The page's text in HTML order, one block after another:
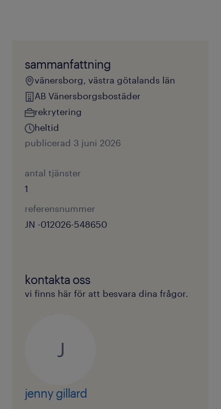
sammanfattning
vänersborg, västra götalands län
AB Vänersborgsbostäder
rekrytering
heltid
publicerad 3 juni 2026
antal tjänster
1
referensnummer
JN -012026-548650
kontakta oss
vi finns här för att besvara dina frågor.
J
jenny gillard